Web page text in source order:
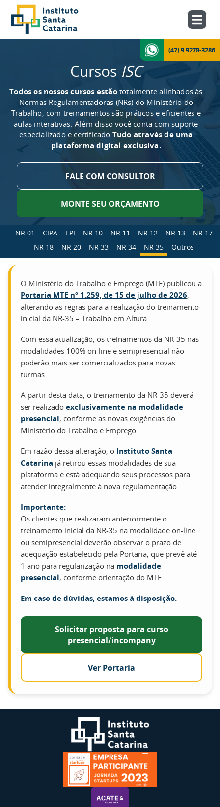
(47) 9 9278-3286
Cursos ISC
Todos os nossos cursos estãototalmente alinhados às
Normas Regulamentadoras (NRs) do Ministério do
Trabalho, com treinamentos são práticos e eficientes e
aulas interativas. Além disso você conta com suporte
especializado e certificado.Tudo através de uma
plataforma digital exclusiva.
FALE COM CONSULTOR
MONTE SEU ORÇAMENTO
NR 01 CIPA EPI NR 10 NR 11 NR 12 NR 13
NR 17
NR 18
NR 20 NR 33 NR 34 NR 35 Outros
O Ministério do Trabalho e Emprego (MTE) publicou a
Portaria MTE nº 1.259, de 15 de julho de 2026,
alterando as regras para a realização do treinamento
inicial da NR-35 – Trabalho em Altura.
Com essa atualização, os treinamentos da NR-35 nas
modalidades 100% on-line e semipresencial não
poderão mais ser comercializados para novas
turmas.
A partir desta data, o treinamento da NR-35 deverá
ser realizado exclusivamente na modalidade
presencial, conforme as novas exigências do
Ministério do Trabalho e Emprego.
Em razão dessa alteração, o Instituto Santa
Catarina já retirou essas modalidades de sua
plataforma e está adequando seus processos para
atender integralmente à nova regulamentação.
Importante:
Os clientes que realizaram anteriormente o
treinamento inicial da NR-35 na modalidade on-line
ou semipresencial deverão observar o prazo de
adequação estabelecido pela Portaria, que prevê até
1 ano para regularização na modalidade
presencial, conforme orientação do MTE.
Em caso de dúvidas, estamos à disposição.
Solicitar proposta para curso
presencial/incompany
Ver Portaria